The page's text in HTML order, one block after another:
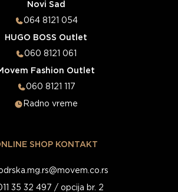
Novi Sad
064 8121 054
HUGO BOSS Outlet
060 8121 061
Fashion Outlet
060 8121 117
Radno vreme
SHOP KONTAKT
35 32 497 / opcija br. 2